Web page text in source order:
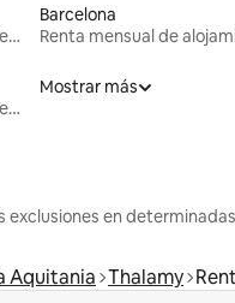
Renta mensual de alojamientos
Barcelona
Renta mensual de alojamientos
Mostrar más
exclusiones en
Aquitania Thalamy